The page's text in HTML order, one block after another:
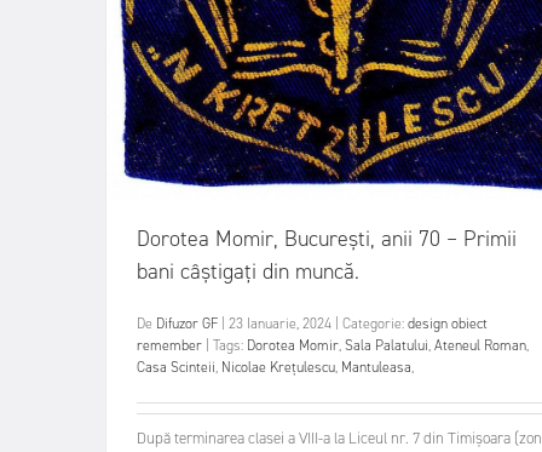
Dorotea Momir, București, anii 70 – Primii
bani câștigați din muncă.
De Difuzor GF 23 Ianuarie, 2024 Categorie:design obiect
remember Tags: Dorotea Momir,Sala Palatului,Ateneul Roman,
Casa Scinteii, Nicolae Krețulescu, Mantuleasa,
După terminarea clasei a VIII-a la Liceul nr. 7 din Timișoara